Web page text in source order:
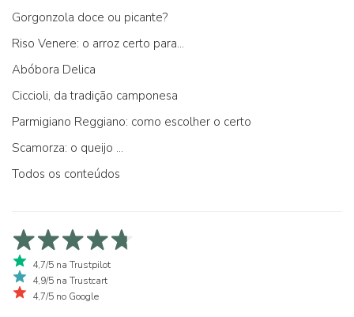
Gorgonzola doce ou picante?
Riso Venere: o arroz certo para...
Abóbora Delica
Ciccioli, da tradição camponesa
Parmigiano Reggiano: como escolher o certo
Scamorza: o queijo ...
Todos os conteúdos
4,7/5 na Trustpilot
4,9/5 na Trustcart
4,7/5 no Google